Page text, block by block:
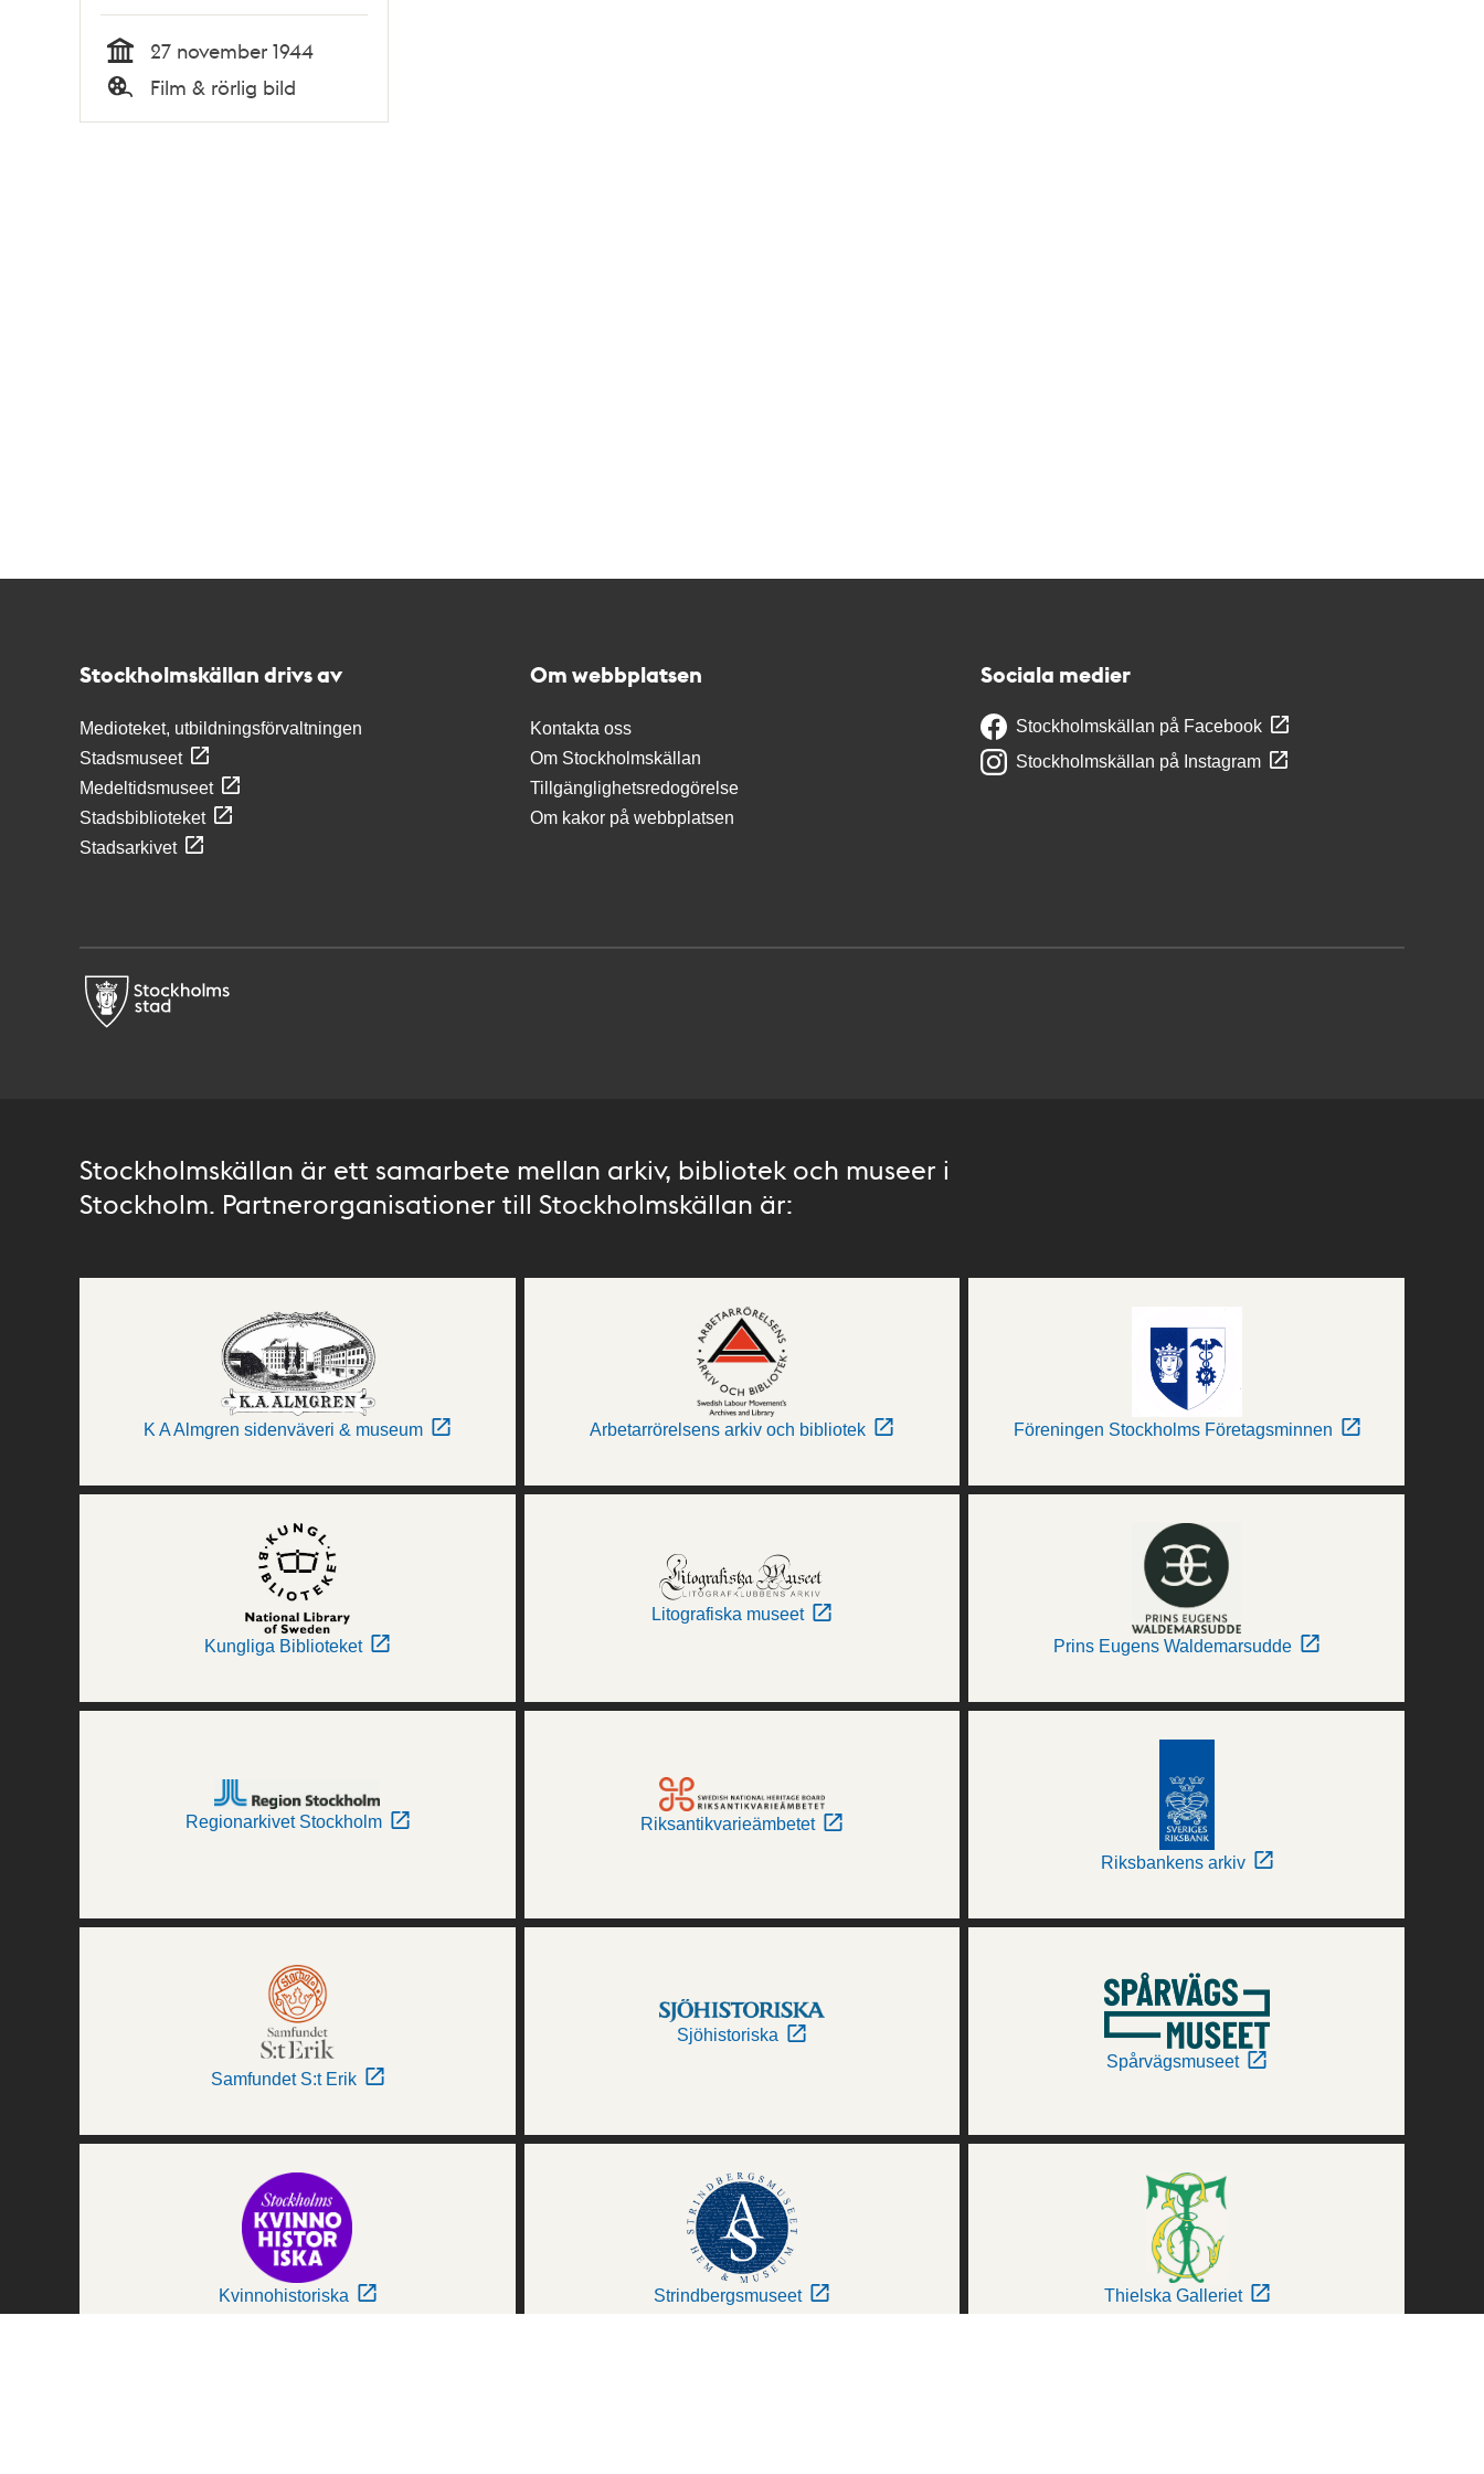
Tid
27 november 1944
Typ
Film & rörlig bild
Stockholmskällan drivs av
Medioteket, utbildningsförvaltningen
Stadsmuseet
Medeltidsmuseet
Stadsbiblioteket
Stadsarkivet
Om webbplatsen
Kontakta oss
Om Stockholmskällan
Tillgänglighetsredogörelse
Om kakor på webbplatsen
Sociala medier
Stockholmskällan på Facebook
Stockholmskällan på Instagram
Stockholmskällan är ett samarbete mellan arkiv, bibliotek och museer i
Stockholm. Partnerorganisationer till Stockholmskällan är:
K A Almgren sidenväveri & museum Arbetarrörelsens arkiv och bibliotek Föreningen Stockholms Företagsminnen
Kungliga Biblioteket
Litografiska museet
Prins Eugens Waldemarsudde
Regionarkivet Stockholm Riksantikvarieämbetet
Riksbankens arkiv
Samfundet S:t Erik
Sjöhistoriska
Spårvägsmuseet
Kvinnohistoriska Strindbergsmuseet Thielska Galleriet